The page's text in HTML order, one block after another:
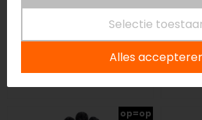
Stella Smx-1 Air V2
Motorhandschoenen
Held
op=op
Selectie
Alles